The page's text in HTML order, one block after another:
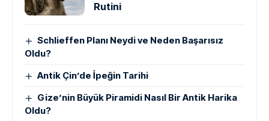
Rutini
Schlieffen Planı Neydi ve Neden Başarısız
Oldu?
Antik Çin’de İpeğin Tarihi
Gize’nin Büyük Piramidi Nasıl Bir Antik Harika
Oldu?